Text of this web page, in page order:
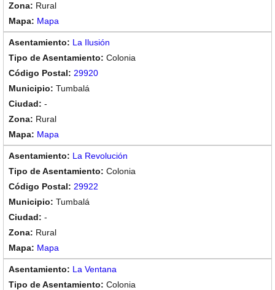
Rural
Mapa
La Ilusión
Colonia
29920
Tumbalá
-
Rural
Mapa
La Revolución
Colonia
29922
Tumbalá
-
Rural
Mapa
La Ventana
Colonia